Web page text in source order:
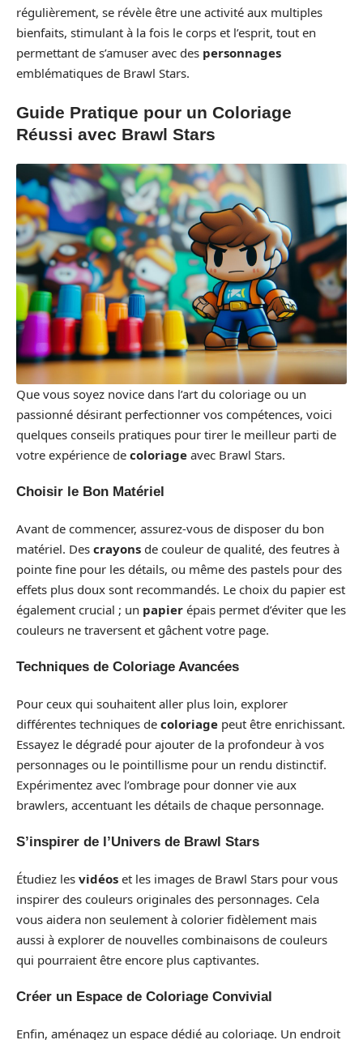
régulièrement, se révèle être une activité aux multiples
bienfaits, stimulant à la fois le corps et l’esprit, tout en
permettant de s’amuser avec des personnages
emblématiques de Brawl Stars.
Guide Pratique pour un Coloriage
Réussi avec Brawl Stars
Que vous soyez novice dans l’art du coloriage ou un
passionné désirant perfectionner vos compétences, voici
quelques conseils pratiques pour tirer le meilleur parti de
votre expérience de coloriage avec Brawl Stars.
Choisir le Bon Matériel
Avant de commencer, assurez-vous de disposer du bon
matériel. Des crayons de couleur de qualité, des feutres à
pointe fine pour les détails, ou même des pastels pour des
effets plus doux sont recommandés. Le choix du papier est
également crucial ; un papier épais permet d’éviter que les
couleurs ne traversent et gâchent votre page.
Techniques de Coloriage Avancées
Pour ceux qui souhaitent aller plus loin, explorer
différentes techniques de coloriage peut être enrichissant.
Essayez le dégradé pour ajouter de la profondeur à vos
personnages ou le pointillisme pour un rendu distinctif.
Expérimentez avec l’ombrage pour donner vie aux
brawlers, accentuant les détails de chaque personnage.
S’inspirer de l’Univers de Brawl Stars
Étudiez les vidéos et les images de Brawl Stars pour vous
inspirer des couleurs originales des personnages. Cela
vous aidera non seulement à colorier fidèlement mais
aussi à explorer de nouvelles combinaisons de couleurs
qui pourraient être encore plus captivantes.
Créer un Espace de Coloriage Convivial
Enfin, aménagez un espace dédié au coloriage. Un endroit